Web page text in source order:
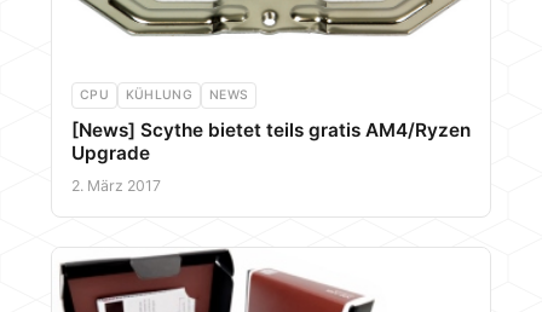
CPU KÜHLUNG NEWS
[News] Scythe bietet teils gratis AM4/Ryzen
Upgrade
2. März 2017